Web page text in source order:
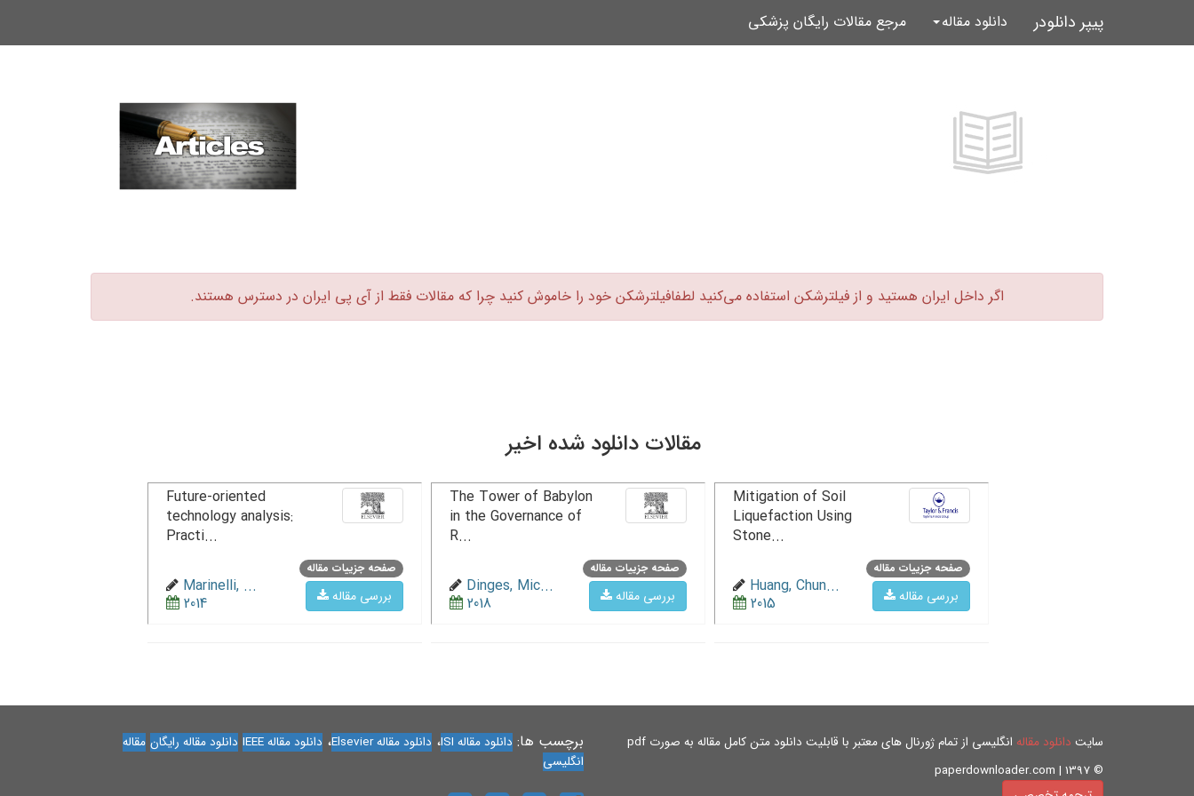
پیپر دانلودر دانلود مقاله مرجع مقالات رایگان پزشکی
اگر داخل ایران هستید و از فیلترشکن استفاده می‌کنید لطفافیلترشکن خود را خاموش کنید چرا که مقالات فقط از آی پی ایران در دسترس هستند.‏
مقالات دانلود شده اخیر
صفحه جزییات مقاله
بررسی مقاله
Mitigation of Soil
Liquefaction Using
Stone...
Huang, Chun...
2015
صفحه جزییات مقاله
بررسی مقاله
The Tower of Babylon
in the Governance of
R...
Dinges, Mic...
2018
صفحه جزییات مقاله
بررسی مقاله
Future-oriented
technology analysis:
Practi...
Marinelli, ...
2014
سایت دانلود مقاله انگلیسی از تمام ژورنال های معتبر با قابلیت دانلود متن کامل مقاله به صورت pdf
© paperdownloader.com | 1397
برچسب ها: دانلود مقاله ISI ، دانلود مقاله Elsevier ، دانلود مقاله IEEE دانلود مقاله رایگان مقاله
انگلیسی